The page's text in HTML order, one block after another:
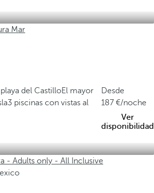
Mar
del CastilloEl mayor
3 piscinas con vistas al
Desde
187
/noche
Ver
disponibilidad
- Adults only - All Inclusive